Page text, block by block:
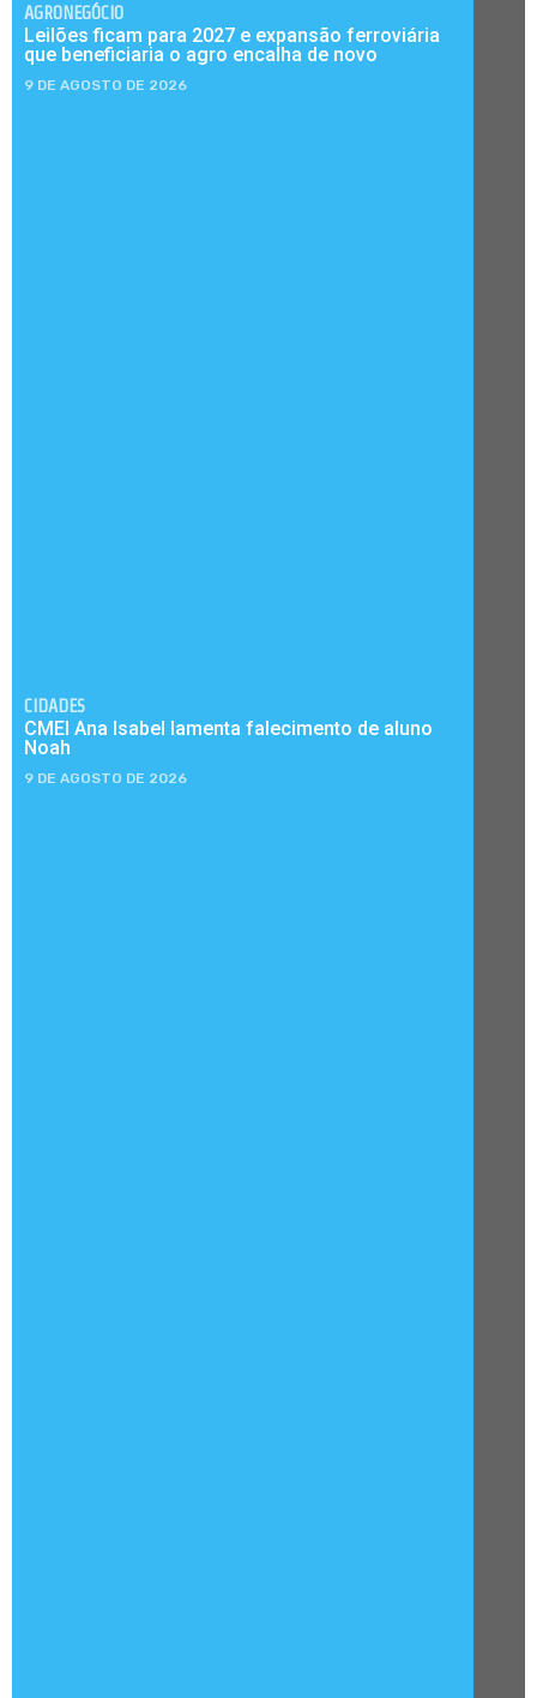
AGRONEGÓCIO
Leilões ficam para 2027 e expansão ferroviária
que beneficiaria o agro encalha de novo
9 DE AGOSTO DE 2026
CIDADES
CMEI Ana Isabel lamenta falecimento de aluno
Noah
9 DE AGOSTO DE 2026